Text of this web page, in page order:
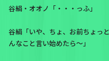
谷絹・オオノ「・・・っふ」
谷絹「いや、ちょ、お前ちょっ
んなこと言い始めたら～」